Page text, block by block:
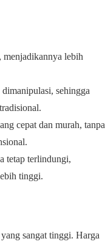
lebih
sehingga
cepat dan murah, tanpa
tetap terlindungi,
tinggi.
sangat tinggi. Harga